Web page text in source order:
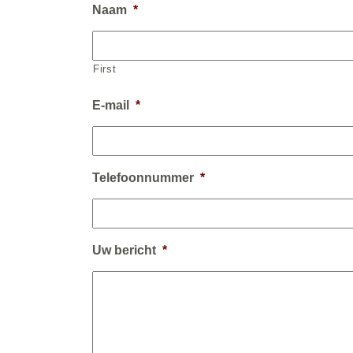
Naam *
First
E-mail *
Telefoonnummer *
Uw bericht *